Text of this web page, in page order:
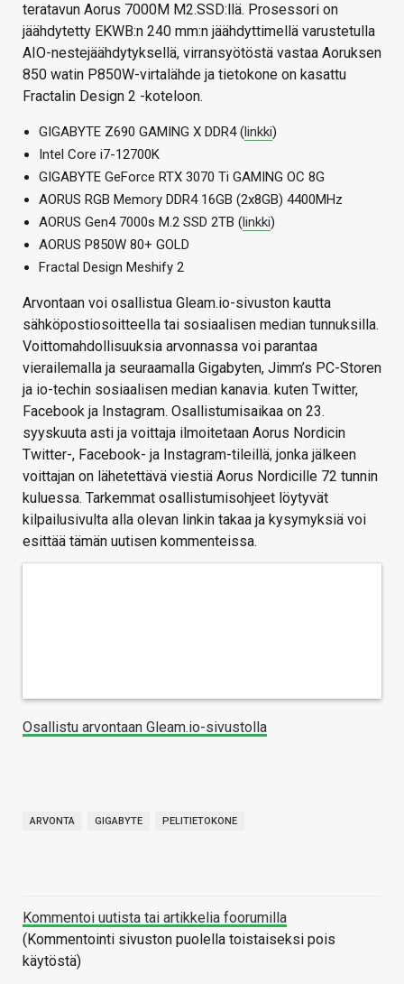
teratavun Aorus 7000M M2.SSD:llä. Prosessori on
jäähdytetty EKWB:n 240 mm:n jäähdyttimellä varustetulla
AIO-nestejäähdytyksellä, virransyötöstä vastaa Aoruksen
850 watin P850W-virtalähde ja tietokone on kasattu
Fractalin Design 2 -koteloon.
GIGABYTE Z690 GAMING X DDR4 (linkki)
Intel Core i7-12700K
GIGABYTE GeForce RTX 3070 Ti GAMING OC 8G
AORUS RGB Memory DDR4 16GB (2x8GB) 4400MHz
AORUS Gen4 7000s M.2 SSD 2TB (linkki)
AORUS P850W 80+ GOLD
Fractal Design Meshify 2
Arvontaan voi osallistua Gleam.io-sivuston kautta
sähköpostiosoitteella tai sosiaalisen median tunnuksilla.
Voittomahdollisuuksia arvonnassa voi parantaa
vierailemalla ja seuraamalla Gigabyten, Jimm’s PC-Storen
ja io-techin sosiaalisen median kanavia. kuten Twitter,
Facebook ja Instagram. Osallistumisaikaa on 23.
syyskuuta asti ja voittaja ilmoitetaan Aorus Nordicin
Twitter-, Facebook- ja Instagram-tileillä, jonka jälkeen
voittajan on lähetettävä viestiä Aorus Nordicille 72 tunnin
kuluessa. Tarkemmat osallistumisohjeet löytyvät
kilpailusivulta alla olevan linkin takaa ja kysymyksiä voi
esittää tämän uutisen kommenteissa.
Osallistu arvontaan Gleam.io-sivustolla
ARVONTA GIGABYTE PELITIETOKONE
Kommentoi uutista tai artikkelia foorumilla
(Kommentointi sivuston puolella toistaiseksi pois
käytöstä)